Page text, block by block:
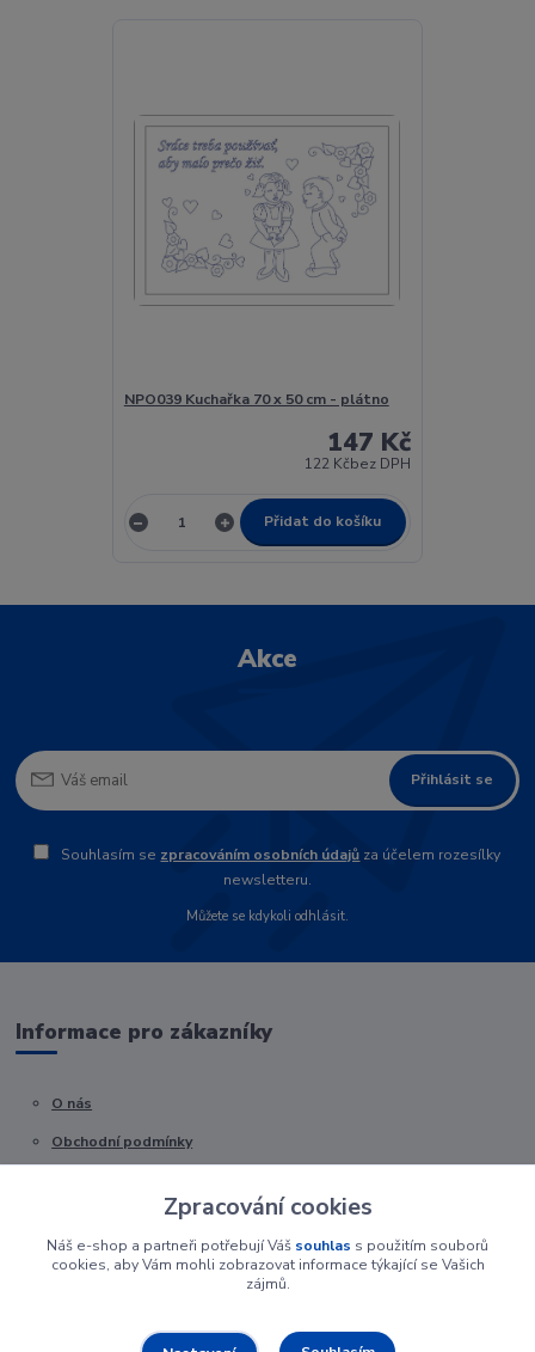
NPO039 Kuchařka 70 x 50 cm - plátno
147 Kč
122 Kčbez DPH
Přidat do košíku
Akce
Přihlásit se
Souhlasím se zpracováním osobních údajů za účelem rozesílky
newsletteru.
Můžete se kdykoli odhlásit.
Informace pro zákazníky
O nás
Obchodní podmínky
Zpracování cookies
Náš e-shop a partneři potřebují Váš souhlas s použitím souborů
cookies, aby Vám mohli zobrazovat informace týkající se Vašich
zájmů.